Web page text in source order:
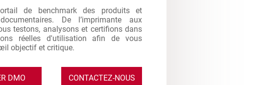
de benchmark des produits et
De l’imprimante aux
testons, analysons et certifions dans
réelles d'utilisation afin de vous
objectif et critique.
DMO CONTACTEZ-NOUS